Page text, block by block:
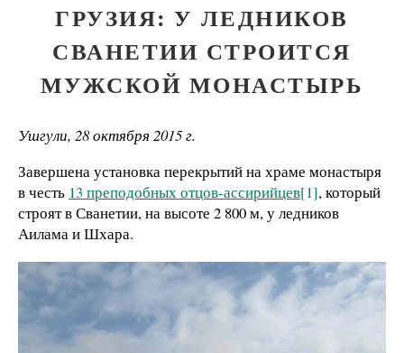
ГРУЗИЯ: У ЛЕДНИКОВ
СВАНЕТИИ СТРОИТСЯ
МУЖСКОЙ МОНАСТЫРЬ
Ушгули, 28 октября 2015 г.
Завершена установка перекрытий на храме монастыря
в честь 13 преподобных отцов-ассирийцев[1], который
строят в Сванетии, на высоте 2 800 м, у ледников
Аилама и Шхара.